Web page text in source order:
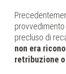
provvedimento
precluso di
non era
retribuzione